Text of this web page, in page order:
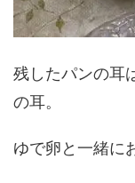
残したパンの耳
の耳。
ゆで卵と一緒に